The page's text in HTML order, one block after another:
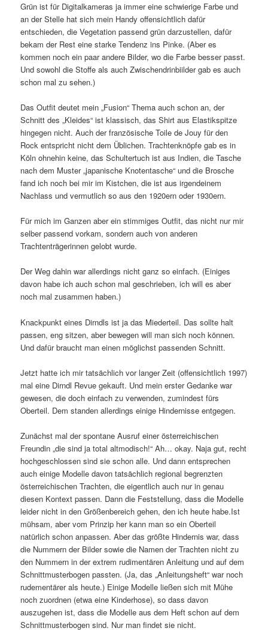
Grün ist für Digitalkameras ja immer eine schwierige Farbe und
an der Stelle hat sich mein Handy offensichtlich dafür
entschieden, die Vegetation passend grün darzustellen, dafür
bekam der Rest eine starke Tendenz ins Pinke. (Aber es
kommen noch ein paar andere Bilder, wo die Farbe besser passt.
Und sowohl die Stoffe als auch Zwischendrinbiilder gab es auch
schon mal zu sehen.)
Das Outfit deutet mein „Fusion“ Thema auch schon an, der
Schnitt des „Kleides“ ist klassisch, das Shirt aus Elastikspitze
hingegen nicht. Auch der französische Toile de Jouy für den
Rock entspricht nicht dem Üblichen. Trachtenknöpfe gab es in
Köln ohnehin keine, das Schultertuch ist aus Indien, die Tasche
nach dem Muster „japanische Knotentasche“ und die Brosche
fand ich noch bei mir im Kistchen, die ist aus irgendeinem
Nachlass und vermutlich so aus den 1920ern oder 1930ern.
Für mich im Ganzen aber ein stimmiges Outfit, das nicht nur mir
selber passend vorkam, sondern auch von anderen
Trachtenträgerinnen gelobt wurde.
Der Weg dahin war allerdings nicht ganz so einfach. (Einiges
davon habe ich auch schon mal geschrieben, ich will es aber
noch mal zusammen haben.)
Knackpunkt eines Dirndls ist ja das Miederteil. Das sollte halt
passen, eng sitzen, aber bewegen will man sich noch können.
Und dafür braucht man einen möglichst passenden Schnitt.
Jetzt hatte ich mir tatsächlich vor langer Zeit (offensichtlich 1997)
mal eine Dirndl Revue gekauft. Und mein erster Gedanke war
gewesen, die doch einfach zu verwenden, zumindest fürs
Oberteil. Dem standen allerdings einige Hindernisse entgegen.
Zunächst mal der spontane Ausruf einer österreichischen
Freundin „die sind ja total altmodisch!“ Ah… okay. Naja gut, recht
hochgeschlossen sind sie schon alle. Und dann entsprechen
auch einige Modelle davon tatsächlich regional begrenzten
österreichischen Trachten, die eigentlich auch nur in genau
diesen Kontext passen. Dann die Feststellung, dass die Modelle
leider nicht in den Größenbereich gehen, den ich heute habe.Ist
mühsam, aber vom Prinzip her kann man so ein Oberteil
natürlich schon anpassen. Aber das größte Hindernis war, dass
die Nummern der Bilder sowie die Namen der Trachten nicht zu
den Nummern in der extrem rudimentären Anleitung und auf dem
Schnittmusterbogen passten. (Ja, das „Anleitungsheft“ war noch
rudementärer als heute.) Einige Modelle ließen sich mit Mühe
noch zuordnen (etwa eine Kinderhose), so dass davon
auszugehen ist, dass die Modelle aus dem Heft schon auf dem
Schnittmusterbogen sind. Nur man findet sie nicht.